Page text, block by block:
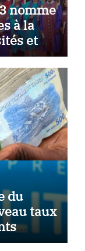
nomme
à la
et
et au
du
taux